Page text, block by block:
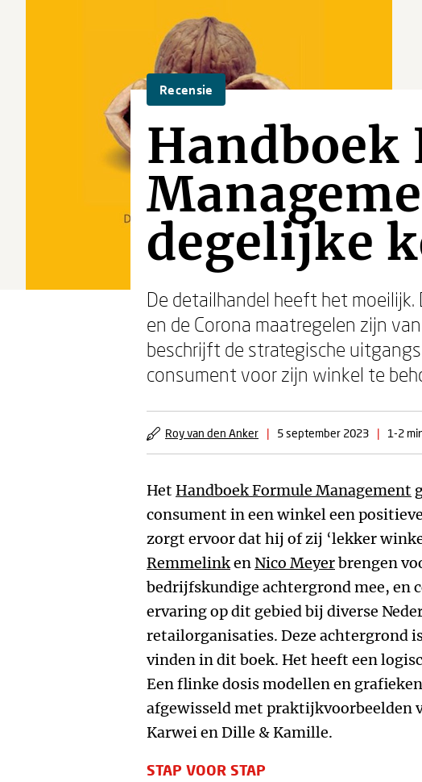
Recensie
Handboek
degelijke
De detailhandel heeft het
en de Corona maatregelen zijn
beschrijft de strategische
consument voor zijn winkel te
Roy van den Anker | 5 september 2023 | 1-2
Het Handboek Formule Management
consument in een winkel een
zorgt ervoor dat hij of zij ‘lekker
RemmelinkenNico Meyerbrengen
bedrijfskundige achtergrond mee, en
ervaring op dit gebied bij diverse
retailorganisaties. Deze achtergrond
vinden in dit boek. Het heeft een
Een flinke dosis modellen en
afgewisseld met praktijkvoorbeelden
Karwei en Dille & Kamille.
STAP VOOR STAP